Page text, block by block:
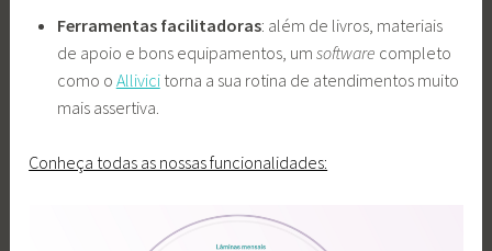
Ferramentas facilitadoras: além de livros, materiais
de apoio e bons equipamentos, um software completo
como o Allivicitorna a sua rotina de atendimentos muito
mais assertiva.
Conheça todas as nossas funcionalidades: